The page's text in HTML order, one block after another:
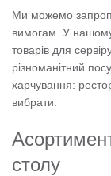
Ми можемо
вимогам. У нашому
товарів для
різноманітний
харчування:
вибрати.
столу